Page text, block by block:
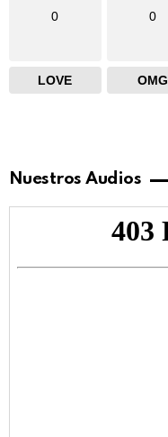
0
LOVE
0
OMG
Nuestros Audios